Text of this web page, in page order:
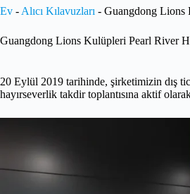
Ev - Alıcı Kılavuzları - Guangdong Lions
Guangdong Lions Kulüpleri Pearl River
20 Eylül 2019 tarihinde, şirketimizin dış
hayırseverlik takdir toplantısına aktif